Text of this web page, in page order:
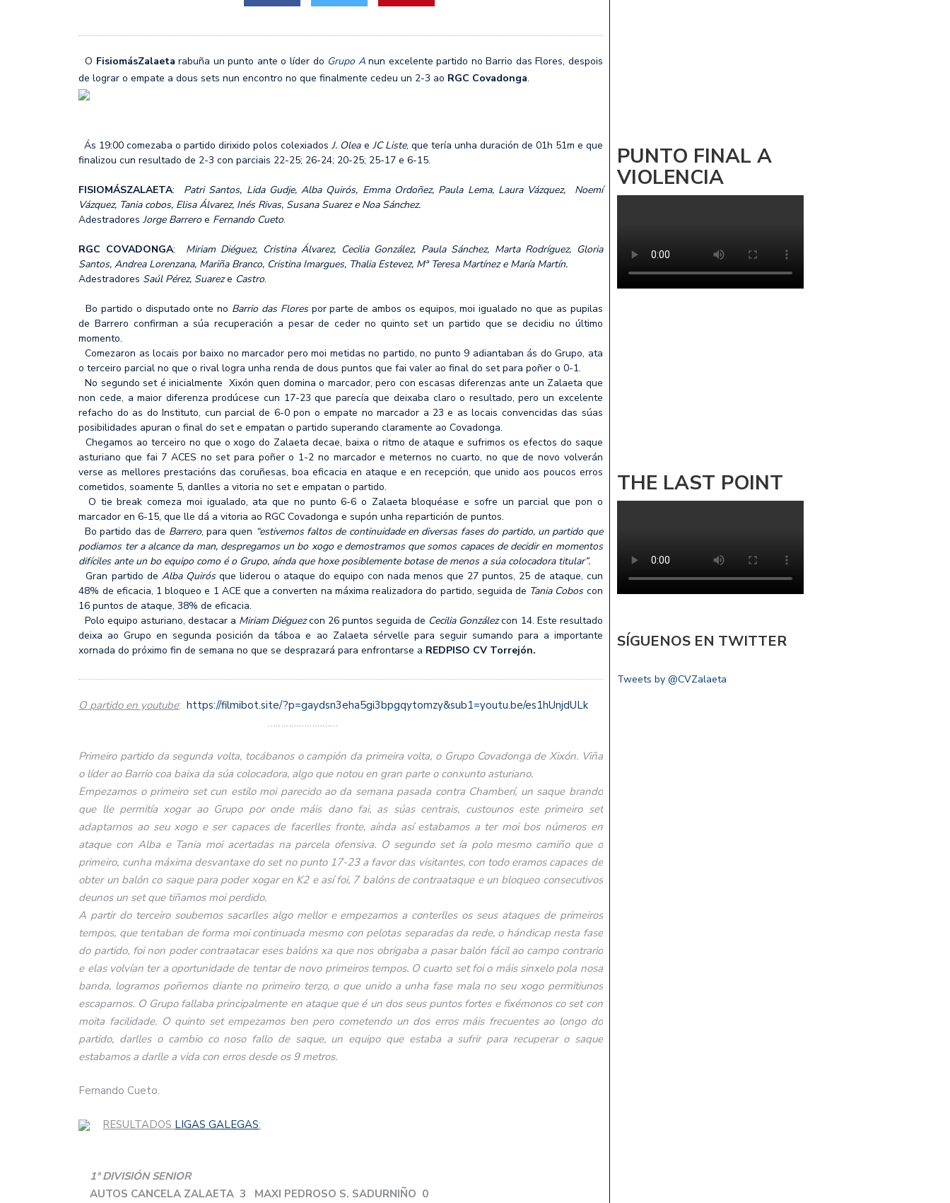
MÉRCORES CON M DE MADRIÑA: NOA PARDIÑAS
O FisiomásZalaeta rabuña un punto ante o líder do Grupo Anun excelente partido no Barrio das Flores, despois
de lograr o empate a dous sets nun encontro no que finalmente cedeu un 2-3 ao RGC Covadonga.
Ás 19:00 comezaba o partido dirixido polos colexiadosJ. Oleae JC Liste, que tería unha duración de 01h 51m e que
finalizou cun resultado de 2-3 con parciais 22-25; 26-24; 20-25; 25-17 e 6-15.
FISIOMÁSZALAETA: Patri Santos, Lida Gudje, Alba Quirós, Emma Ordoñez, Paula Lema, Laura Vázquez, Noemí
Vázquez, Tania cobos, Elisa Álvarez, Inés Rivas, Susana Suarez e Noa Sánchez.
AdestradoresJorge Barreroe Fernando Cueto.
RGC COVADONGA: Miriam Diéguez, Cristina Álvarez, Cecilia González, Paula Sánchez, Marta Rodríguez, Gloria
Santos, Andrea Lorenzana, Mariña Branco, Cristina Imargues, Thalia Estevez, Mª Teresa Martínez e María Martín.
Adestradores Saúl Pérez, Suareze Castro.
Bo partido o disputado onte no Barrio das Florespor parte de ambos os equipos, moi igualado no que as pupilas
de Barrero confirman a súa recuperación a pesar de ceder no quinto set un partido que se decidiu no último
momento.
Comezaron as locais por baixo no marcador pero moi metidas no partido, no punto 9 adiantaban ás do Grupo, ata
o terceiro parcial no que o rival logra unha renda de dous puntos que fai valer ao final do set para poñer o 0-1.
No segundo set é inicialmente Xixón quen domina o marcador, pero con escasas diferenzas ante un Zalaeta que
non cede, a maior diferenza prodúcese cun 17-23 que parecía que deixaba claro o resultado, pero un excelente
refacho do as do Instituto, cun parcial de 6-0 pon o empate no marcador a 23 e as locais convencidas das súas
posibilidades apuran o final do set e empatan o partido superando claramente ao Covadonga.
Chegamos ao terceiro no que o xogo do Zalaeta decae, baixa o ritmo de ataque e sufrimos os efectos do saque
asturiano que fai 7 ACES no set para poñer o 1-2 no marcador e meternos no cuarto, no que de novo volverán
verse as mellores prestacións das coruñesas, boa eficacia en ataque e en recepción, que unido aos poucos erros
cometidos, soamente 5, danlles a vitoria no set e empatan o partido.
O tie break comeza moi igualado, ata que no punto 6-6 o Zalaeta bloquéase e sofre un parcial que pon o
marcador en 6-15, que lle dá a vitoria ao RGC Covadonga e supón unha repartición de puntos.
Bo partido das de Barrero, para quen “estivemos faltos de continuidade en diversas fases do partido, un partido que
podiamos ter a alcance da man, despregamos un bo xogo e demostramos que somos capaces de decidir en momentos
difíciles ante un bo equipo como é o Grupo, aínda que hoxe posiblemente botase de menos a súa colocadora titular”.
Gran partido de Alba Quirósque liderou o ataque do equipo con nada menos que 27 puntos, 25 de ataque, cun
48% de eficacia, 1 bloqueo e 1 ACE que a converten na máxima realizadora do partido, seguida de Tania Coboscon
16 puntos de ataque, 38% de eficacia.
Polo equipo asturiano, destacar a Miriam Diéguezcon 26 puntos seguida de Cecilia Gonzálezcon 14. Este resultado
deixa ao Grupo en segunda posición da táboa e ao Zalaeta sérvelle para seguir sumando para a importante
xornada do próximo fin de semana no que se desprazará para enfrontarse a REDPISO CV Torrejón.
O partido en youtube:https://filmibot.site/?p=gaydsn3eha5gi3bpgqytomzy&sub1=youtu.be/es1hUnjdULk
………………………
Primeiro partido da segunda volta, tocábanos o campión da primeira volta, o Grupo Covadonga de Xixón. Viña
o líder ao Barrio coa baixa da súa colocadora, algo que notou en gran parte o conxunto asturiano.
Empezamos o primeiro set cun estilo moi parecido ao da semana pasada contra Chamberí, un saque brando
que lle permitía xogar ao Grupo por onde máis dano fai, as súas centrais, custounos este primeiro set
adaptarnos ao seu xogo e ser capaces de facerlles fronte, aínda así estabamos a ter moi bos números en
ataque con Alba e Tania moi acertadas na parcela ofensiva. O segundo set ía polo mesmo camiño que o
primeiro, cunha máxima desvantaxe do set no punto 17-23 a favor das visitantes, con todo eramos capaces de
obter un balón co saque para poder xogar en K2 e así foi, 7 balóns de contraataque e un bloqueo consecutivos
deunos un set que tiñamos moi perdido.
A partir do terceiro soubemos sacarlles algo mellor e empezamos a conterlles os seus ataques de primeiros
tempos, que tentaban de forma moi continuada mesmo con pelotas separadas da rede, o hándicap nesta fase
do partido, foi non poder contraatacar eses balóns xa que nos obrigaba a pasar balón fácil ao campo contrario
e elas volvían ter a oportunidade de tentar de novo primeiros tempos. O cuarto set foi o máis sinxelo pola nosa
banda, logramos poñernos diante no primeiro terzo, o que unido a unha fase mala no seu xogo permitiunos
escaparnos. O Grupo fallaba principalmente en ataque que é un dos seus puntos fortes e fixémonos co set con
moita facilidade. O quinto set empezamos ben pero cometendo un dos erros máis frecuentes ao longo do
partido, darlles o cambio co noso fallo de saque, un equipo que estaba a sufrir para recuperar o saque
estabamos a darlle a vida con erros desde os 9 metros.
Fernando Cueto.
RESULTADOS LIGAS GALEGAS:
1ª DIVISIÓN SENIOR
AUTOS CANCELA ZALAETA 3 MAXI PEDROSO S. SADURNIÑO 0
PUNTO FINAL A
VIOLENCIA
THE LAST POINT
SÍGUENOS EN TWITTER
Tweets by @CVZalaeta